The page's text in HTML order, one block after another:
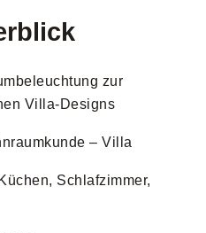
zur
Villa-Designs
– Villa
Schlafzimmer,